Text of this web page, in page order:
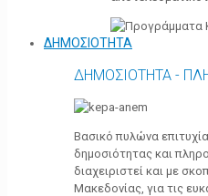
ΔΗΜΟΣΙΟΤΗΤΑ
ΔΗΜΟΣΙΟΤΗΤΑ -
Βασικό πυλώνα
δημοσιότητας και
διαχειριστεί και με
Μακεδονίας, για τις